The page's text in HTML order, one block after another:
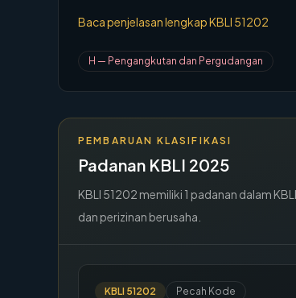
Baca penjelasan lengkap KBLI 51202
H — Pengangkutan dan Pergudangan
PEMBARUAN KLASIFIKASI
Padanan KBLI 2025
KBLI 51202 memiliki 1 padanan dalam
dan perizinan berusaha.
KBLI 51202 Pecah Kode